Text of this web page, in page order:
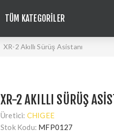
TÜM KATEGORILER
XR-2 Akıllı Sürüş Asistanı
XR-2 AKILLI SÜRÜŞ
Üretici: CHIGEE
Stok Kodu: MFP0127